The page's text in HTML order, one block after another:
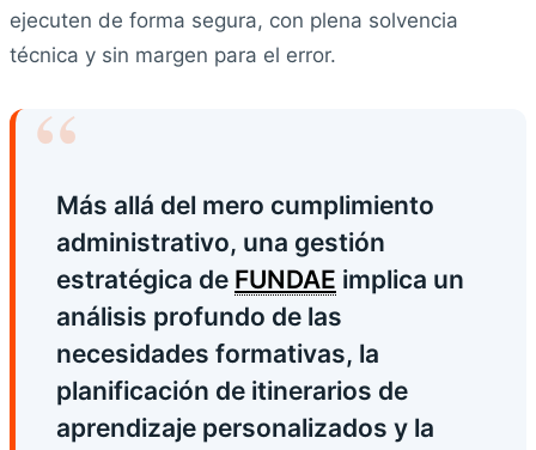
ejecuten de forma segura, con plena solvencia
técnica y sin margen para el error.
“
Más allá del mero cumplimiento
administrativo, una gestión
estratégica de FUNDAE implica un
análisis profundo de las
necesidades formativas, la
planificación de itinerarios de
aprendizaje personalizados y la